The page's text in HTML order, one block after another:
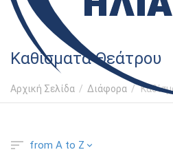
Καθίσματα Θεάτρου
Αρχική Σελίδα / Διάφορα /
from A to Z